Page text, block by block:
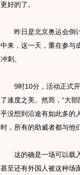
更好的了。
昨日是北京奥运会倒计
中来，这一天，重在参与
冲刺。
9时10分，活动正式开
了速度之美。然而，“大
乎没想到沿途有如此多的
时，所有的助威者都与他
这的确是一场可以载入
甚至还有外国人被这种场